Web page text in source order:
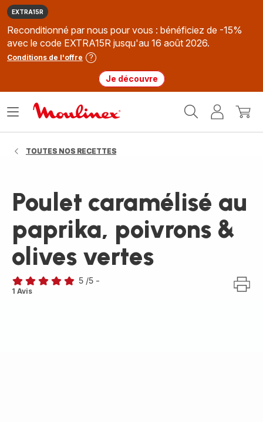
EXTRA15R
Reconditionné par nous pour vous : bénéficiez de -15%
avec le code EXTRA15R jusqu'au 16 août 2026.
Conditions de l'offre
Je découvre
MonMon
Ouvrir
TOUTES NOS RECETTES
Poulet caramélisé au
paprika, poivrons &
olives vertes
Avis
5 /5 -
1 Avis